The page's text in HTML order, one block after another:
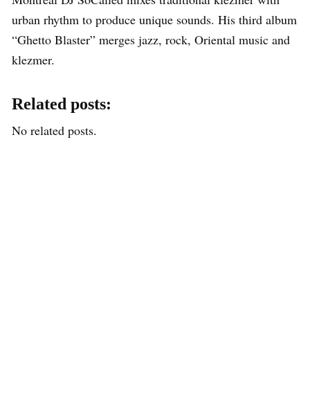
urban rhythm to produce unique sounds. His third album
“Ghetto Blaster” merges jazz, rock, Oriental music and
klezmer.
Related posts:
No related posts.